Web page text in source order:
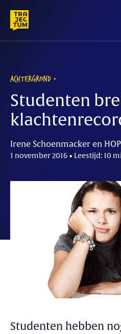
content
ACHTERGROND
Studenten
Irene Schoenmacker en HOP
1 november 2016 • Leestijd: 10
Studenten hebben